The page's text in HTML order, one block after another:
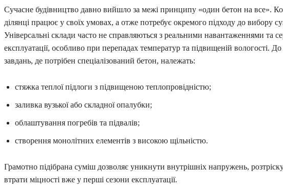
Сучасне будівництво давно вийшло за межі принципу «один бетон на все».
ділянці працює у своїх умовах, а отже потребує окремого підходу до вибору
Універсальні склади часто не справляються з реальними навантаженнями та
експлуатації, особливо при перепадах температур та підвищеній вологості.
завдань, де потрібен спеціалізований бетон, належать:
стяжка теплої підлоги з підвищеною теплопровідністю;
заливка вузької або складної опалубки;
облаштування погребів та підвалів;
створення монолітних елементів з високою щільністю.
Грамотно підібрана суміш дозволяє уникнути внутрішніх напружень,
втрати міцності вже у перші сезони експлуатації.